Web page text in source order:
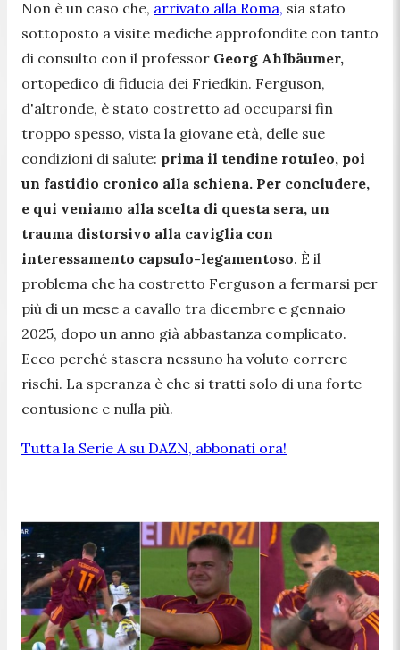
Non è un caso che, arrivato alla Roma, sia stato
sottoposto a visite mediche approfondite con tanto
di consulto con il professor Georg Ahlbäumer,
ortopedico di fiducia dei Friedkin. Ferguson,
d'altronde, è stato costretto ad occuparsi fin
troppo spesso, vista la giovane età, delle sue
condizioni di salute: prima il tendine rotuleo, poi
un fastidio cronico alla schiena. Per concludere,
e qui veniamo alla scelta di questa sera, un
trauma distorsivo alla caviglia con
interessamento capsulo-legamentoso. È il
problema che ha costretto Ferguson a fermarsi per
più di un mese a cavallo tra dicembre e gennaio
2025, dopo un anno già abbastanza complicato.
Ecco perché stasera nessuno ha voluto correre
rischi. La speranza è che si tratti solo di una forte
contusione e nulla più.
Tutta la Serie A su DAZN, abbonati ora!